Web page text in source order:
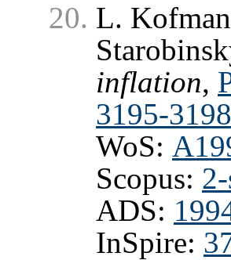
L.
inflation,
3195-
WoS:
Scopus:
ADS:
InSpire: